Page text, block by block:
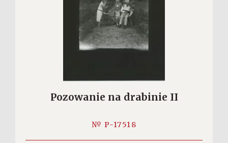
Pozowanie na drabinie II
№ P-17518